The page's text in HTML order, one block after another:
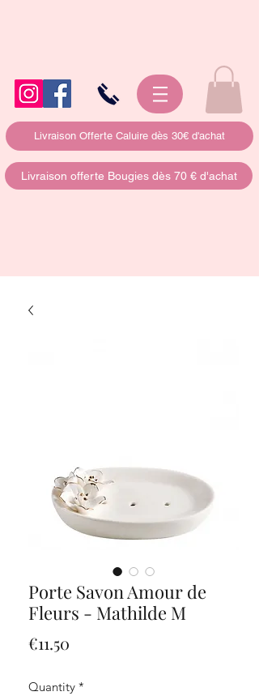
Livraison Offerte Caluire dès 30€ d'achat
Livraison offerte Bougies dès 70 € d'achat
Porte Savon Amour de
Fleurs - Mathilde M
€11.50
Quantity *